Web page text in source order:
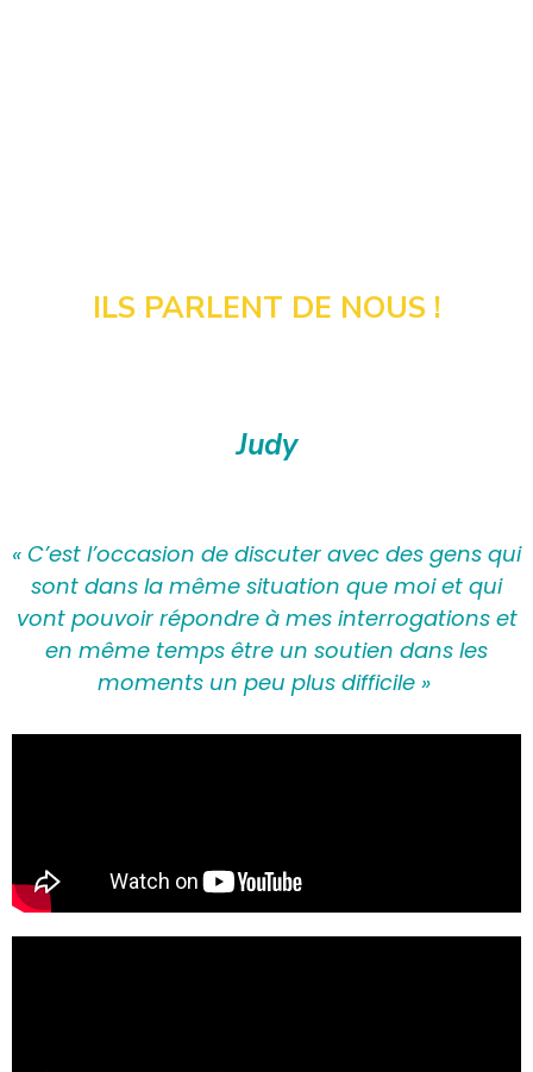
ILS PARLENT DE NOUS !
Judy
« C’est l’occasion de discuter avec des gens qui
sont dans la même situation que moi et qui
vont pouvoir répondre à mes interrogations et
en même temps être un soutien dans les
moments un peu plus difficile »